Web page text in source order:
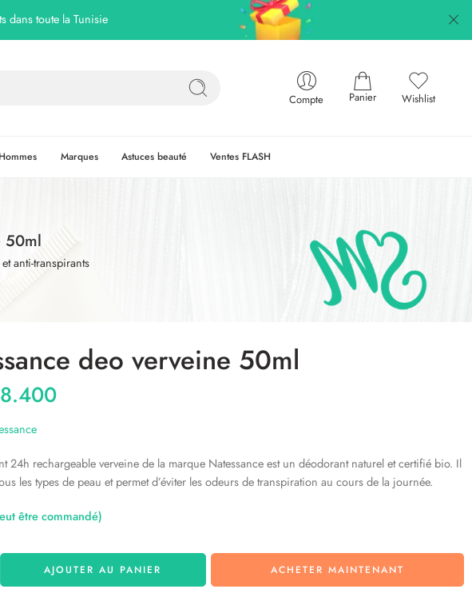
dans toute la Tunisie
Compte Panier Wishlist
Marques Astuces beauté Ventes FLASH
50ml
anti-transpirants
deo verveine 50ml
24h rechargeable verveine de la marque Natessance est un déodorant naturel et certifié bio. Il
les types de peau et permet d’éviter les odeurs de transpiration au cours de la journée.
être commandé)
AJOUTER AU PANIER ACHETER MAINTENANT